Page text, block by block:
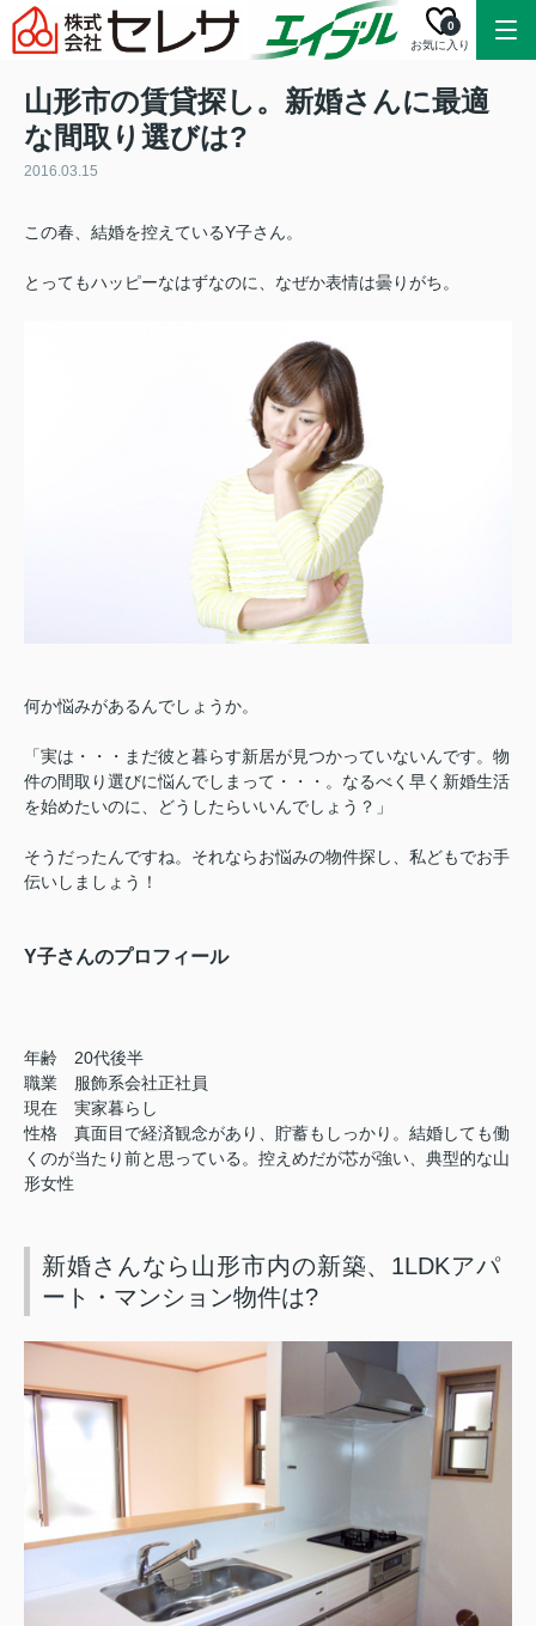
お気に入り
0
山形市の賃貸探し。新婚さんに最適
な間取り選びは?
2016.03.15
この春、結婚を控えているY子さん。
とってもハッピーなはずなのに、なぜか表情は曇りがち。
何か悩みがあるんでしょうか。
「実は・・・まだ彼と暮らす新居が見つかっていないんです。物
件の間取り選びに悩んでしまって・・・。 なるべく早く新婚生活
を始めたいのに、どうしたらいいんでしょう？」
そうだったんですね。 それならお悩みの物件探し、私どもでお手
伝いしましょう！
Y子さんのプロフィール
年齢 20代後半
職業 服飾系会社正社員
現在 実家暮らし
性格 真面目で経済観念があり、貯蓄もしっかり。結婚しても働
くのが当たり前と思っている。控えめだが芯が強い、典型的な山
形女性
新婚さんなら山形市内の新築、1LDKアパ
ート・マンション物件は?